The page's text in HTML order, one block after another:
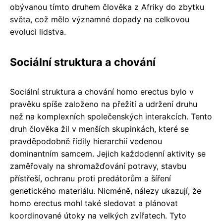
obývanou tímto druhem člověka z Afriky do zbytku
světa, což mělo významné dopady na celkovou
evoluci lidstva.
Sociální struktura a chování
Sociální struktura a chování homo erectus bylo v
pravěku spíše založeno na přežití a udržení druhu
než na komplexních společenských interakcích. Tento
druh člověka žil v menších skupinkách, které se
pravděpodobně řídily hierarchií vedenou
dominantním samcem. Jejich každodenní aktivity se
zaměřovaly na shromažďování potravy, stavbu
přístřeší, ochranu proti predátorům a šíření
genetického materiálu. Nicméně, nálezy ukazují, že
homo erectus mohl také sledovat a plánovat
koordinované útoky na velkých zvířatech. Tyto